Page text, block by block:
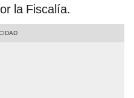
la Fiscalía.